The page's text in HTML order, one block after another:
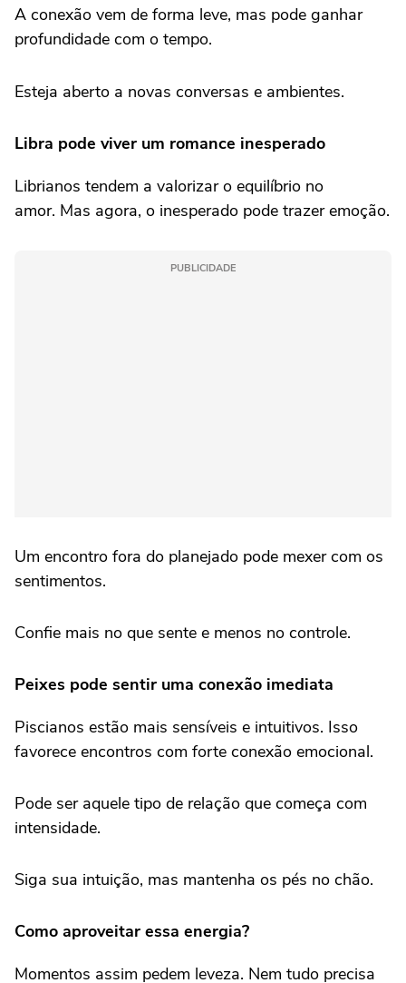
A conexão vem de forma leve, mas pode ganhar
profundidade com o tempo.
Esteja aberto a novas conversas e ambientes.
Libra pode viver um romance inesperado
Librianos tendem a valorizar o equilíbrio no
amor. Mas agora, o inesperado pode trazer emoção.
PUBLICIDADE
Um encontro fora do planejado pode mexer com os
sentimentos.
Confie mais no que sente e menos no controle.
Peixes pode sentir uma conexão imediata
Piscianos estão mais sensíveis e intuitivos. Isso
favorece encontros com forte conexão emocional.
Pode ser aquele tipo de relação que começa com
intensidade.
Siga sua intuição, mas mantenha os pés no chão.
Como aproveitar essa energia?
Momentos assim pedem leveza. Nem tudo precisa